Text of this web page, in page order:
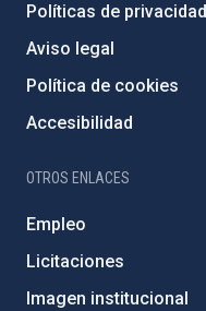
Políticas de privacidad
Aviso legal
Política de cookies
Accesibilidad
OTROS ENLACES
Empleo
Licitaciones
Imagen institucional